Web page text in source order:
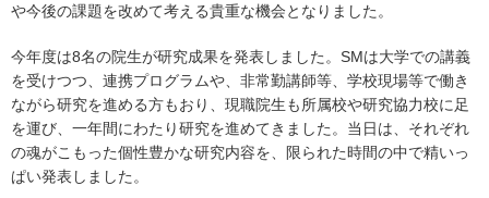
や今後の課題を改めて考える貴重な機会となりました。
今年度は8名の院生が研究成果を発表しました。SMは大学での講義
を受けつつ、連携プログラムや、非常勤講師等、学校現場等で働き
ながら研究を進める方もおり、現職院生も所属校や研究協力校に足
を運び、一年間にわたり研究を進めてきました。当日は、それぞれ
の魂がこもった個性豊かな研究内容を、限られた時間の中で精いっ
ぱい発表しました。